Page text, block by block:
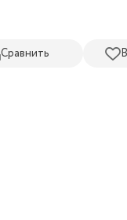
Сравнить